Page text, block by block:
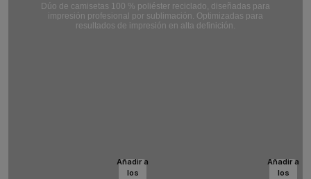
Dúo de camisetas 100 % poliéster reciclado, diseñadas para
impresión profesional por sublimación. Optimizadas para
resultados de impresión en alta definición.
Añadir a
los
Añadir a
los